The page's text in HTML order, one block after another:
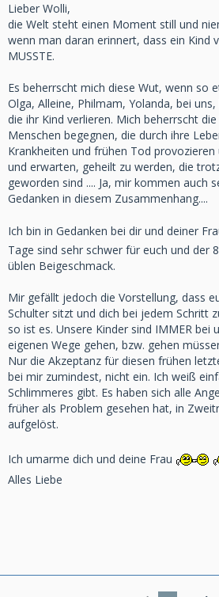
Lieber Wolli,
die Welt steht einen Moment still und
wenn man daran erinnert, dass ein Kind
MUSSTE.
Es beherrscht mich diese Wut, wenn so
Olga, Alleine, Philmam, Yolanda, bei
die ihr Kind verlieren. Mich beherrscht
Menschen begegnen, die durch ihre
Krankheiten und frühen Tod
und erwarten, geheilt zu werden, die
geworden sind .... Ja, mir kommen auch
Gedanken in diesem Zusammenhang....
Ich bin in Gedanken bei dir und deiner
Tage sind sehr schwer für euch und der
üblen Beigeschmack.
Mir gefällt jedoch die Vorstellung, dass
Schulter sitzt und dich bei jedem Schritt
so ist es. Unsere Kinder sind IMMER bei
eigenen Wege gehen, bzw. gehen
Nur die Akzeptanz für diesen frühen
bei mir zumindest, nicht ein. Ich weiß
Schlimmeres gibt. Es haben sich alle
früher als Problem gesehen hat, in
aufgelöst.
Ich umarme dich und deine Frau
Alles Liebe